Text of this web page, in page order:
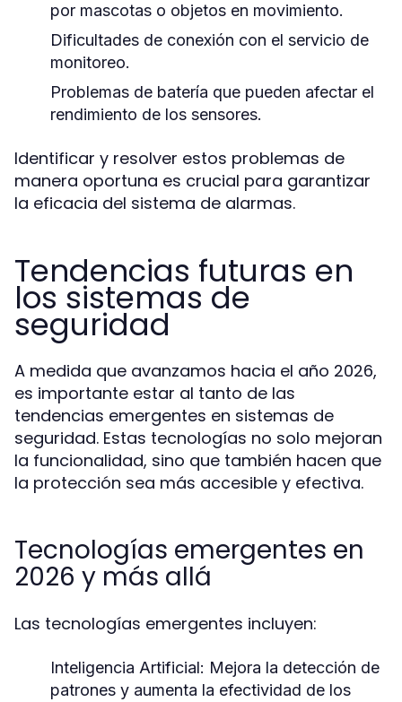
por mascotas o objetos en movimiento.
Dificultades de conexión con el servicio de
monitoreo.
Problemas de batería que pueden afectar el
rendimiento de los sensores.
Identificar y resolver estos problemas de
manera oportuna es crucial para garantizar
la eficacia del sistema de alarmas.
Tendencias futuras en
los sistemas de
seguridad
A medida que avanzamos hacia el año 2026,
es importante estar al tanto de las
tendencias emergentes en sistemas de
seguridad. Estas tecnologías no solo mejoran
la funcionalidad, sino que también hacen que
la protección sea más accesible y efectiva.
Tecnologías emergentes en
2026 y más allá
Las tecnologías emergentes incluyen:
Inteligencia Artificial: Mejora la detección de
patrones y aumenta la efectividad de los